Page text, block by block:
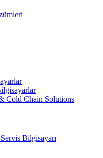
Cold Chain Solutions
Bilgisayarı